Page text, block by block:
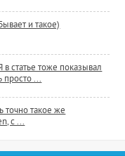
и такое)
в статье тоже показывал
просто ...
точно такое же
с ...